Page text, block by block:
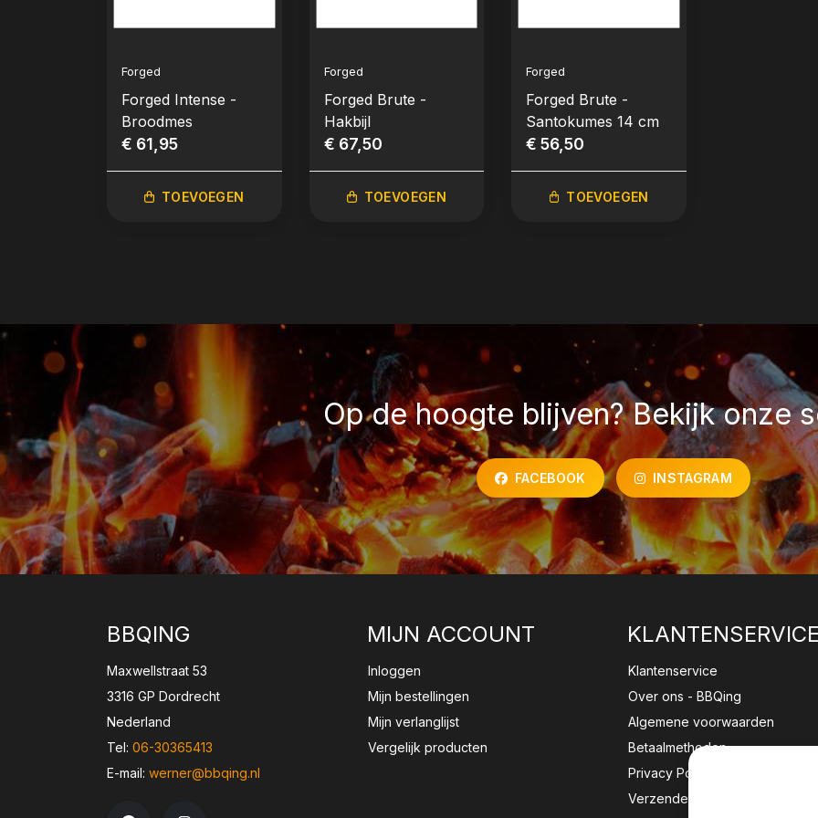
Forged
Forged Intense -
Broodmes
€ 61,95
TOEVOEGEN
Forged
Forged Brute -
Hakbijl
€ 67,50
TOEVOEGEN
Forged
Forged Brute -
Santokumes 14 cm
€ 56,50
TOEVOEGEN
Op de hoogte blijven? Bekijk onze
FACEBOOK INSTAGRAM
BBQING
Maxwellstraat 53
3316 GP Dordrecht
Nederland
Tel: 06-30365413
E-mail: werner@bbqing.nl
MIJN ACCOUNT
Inloggen
Mijn bestellingen
Mijn verlanglijst
Vergelijk producten
KLANTENSERVICE
Klantenservice
Over ons - BBQing
Algemene voorwaarden
Betaalmethoden
Privacy Policy
Verzenden & retourneren